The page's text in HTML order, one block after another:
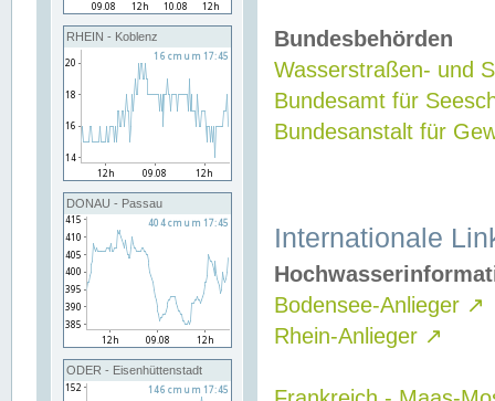
RHEIN - Koblenz
DONAU - Passau
ODER - Eisenhüttenstadt
Bundesbehörden
Wasserstraßen- und
Bundesamt für
Bundesanstalt für
Internationale
Bodensee-Anlieger ↗
Rhein-Anlieger ↗